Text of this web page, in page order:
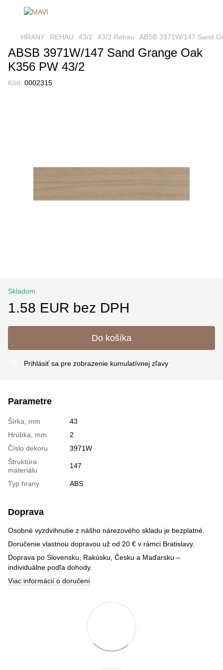
HRANY REHAU 43/2 43/2 Rehau ABSB 3971W/147 Sand
ABSB 3971W/147 Sand Grange Oak
K356 PW 43/2
Kôd: 0002315
Skladom
1.58 EUR bez DPH
Do košíka
Prihlásiť sa pre zobrazenie kumulatívnej zľavy
Parametre
Šírka, mm
43
Hrúbka, mm
2
Číslo dekoru
3971W
Štruktúra
materiálu
147
Typ hrany ABS
Doprava
Osobné vyzdvihnutie z nášho nárezového skladu je bezplatné.
Doručenie vlastnou dopravou už od 20 € v rámci Bratislavy.
Doprava po Slovensku, Rakúsku, Česku a Maďarsku –
individuálne podľa dohody.
Viac informácií o doručení